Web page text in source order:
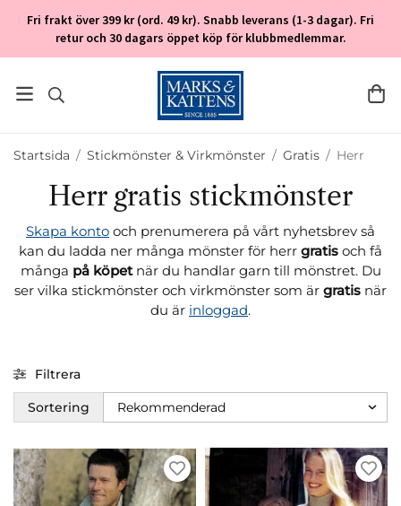
Fri frakt över 399 kr (ord. 49 kr). Snabb leverans (1-3 dagar). Fri
retur och 30 dagars öppet köp för klubbmedlemmar.
Startsida / Stickmönster & Virkmönster / Gratis / Herr
Herr gratis stickmönster
Skapa konto och prenumerera på vårt nyhetsbrev så
kan du ladda ner många mönster för herr gratis och få
många på köpetnär du handlar garn till mönstret. Du
ser vilka stickmönster och virkmönster som är gratis när
du är inloggad.
Filtrera
Sortering